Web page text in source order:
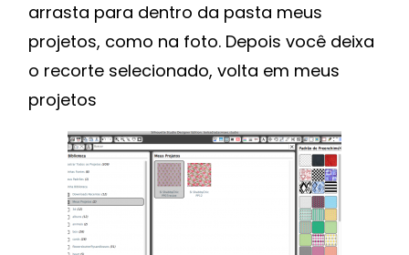
arrasta para dentro da pasta meus
projetos, como na foto. Depois você deixa
o recorte selecionado, volta em meus
projetos